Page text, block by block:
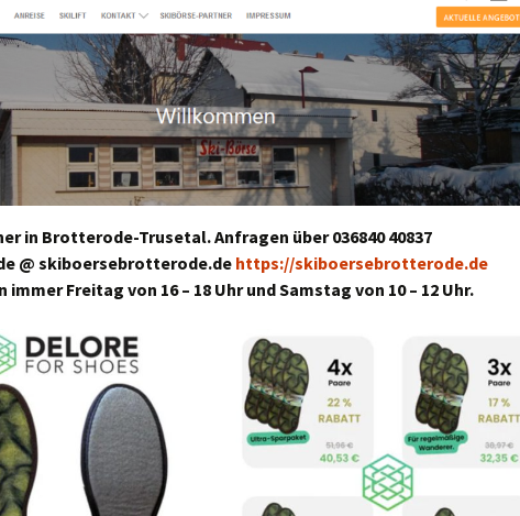
in Brotterode-Trusetal. Anfragen über 036840 40837
@ skiboersebrotterode.de https://skiboersebrotterode.de
Freitag von 16 – 18 Uhr und Samstag von 10 – 12 Uhr.